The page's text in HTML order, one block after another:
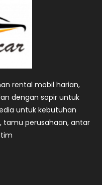
rental mobil harian,
dengan sopir untuk
untuk kebutuhan
tamu perusahaan, antar